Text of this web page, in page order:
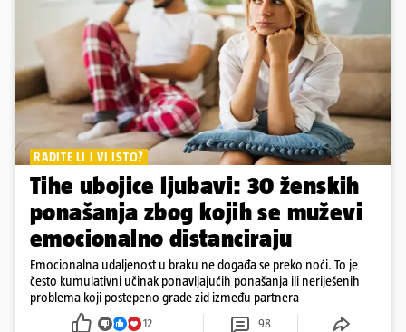
RADITE LI I VI ISTO?
Tihe ubojice ljubavi: 30 ženskih
ponašanja zbog kojih se muževi
emocionalno distanciraju
Emocionalna udaljenost u braku ne događa se preko noći. To je
često kumulativni učinak ponavljajućih ponašanja ili neriješenih
problema koji postepeno grade zid između partnera
12 98